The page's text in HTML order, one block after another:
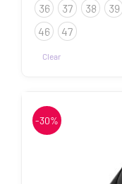
oli:
66.90€.
on:
36 37 38 39
46
47
Clear
on
mitu
-30%